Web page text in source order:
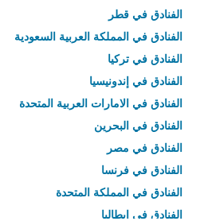
الفنادق في قطر
الفنادق في المملكة العربية السعودية
الفنادق في تركيا
الفنادق في إندونيسيا
الفنادق في الامارات العربية المتحدة
الفنادق في البحرين
الفنادق في مصر
الفنادق في فرنسا
الفنادق في المملكة المتحدة
الفنادق في إيطاليا